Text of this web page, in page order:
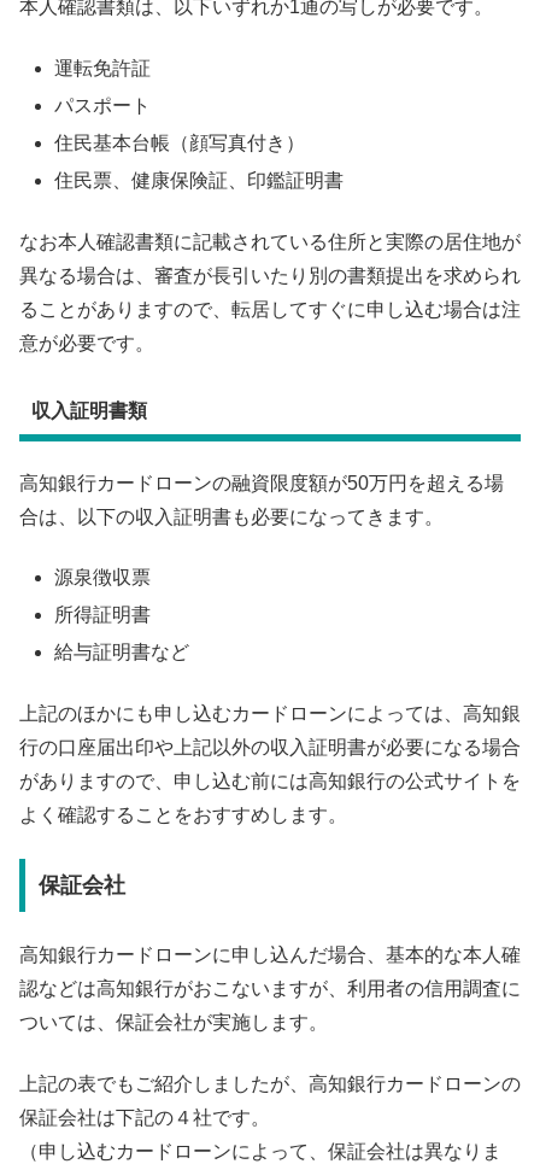
本人確認書類は、以下いずれか1通の写しが必要です。
運転免許証
パスポート
住民基本台帳（顔写真付き）
住民票、健康保険証、印鑑証明書
なお本人確認書類に記載されている住所と実際の居住地が
異なる場合は、審査が長引いたり別の書類提出を求められ
ることがありますので、転居してすぐに申し込む場合は注
意が必要です。
収入証明書類
高知銀行カードローンの融資限度額が50万円を超える場
合は、以下の収入証明書も必要になってきます。
源泉徴収票
所得証明書
給与証明書など
上記のほかにも申し込むカードローンによっては、高知銀
行の口座届出印や上記以外の収入証明書が必要になる場合
がありますので、申し込む前には高知銀行の公式サイトを
よく確認することをおすすめします。
保証会社
高知銀行カードローンに申し込んだ場合、基本的な本人確
認などは高知銀行がおこないますが、利用者の信用調査に
ついては、保証会社が実施します。
上記の表でもご紹介しましたが、高知銀行カードローンの
保証会社は下記の４社です。
（申し込むカードローンによって、保証会社は異なりま